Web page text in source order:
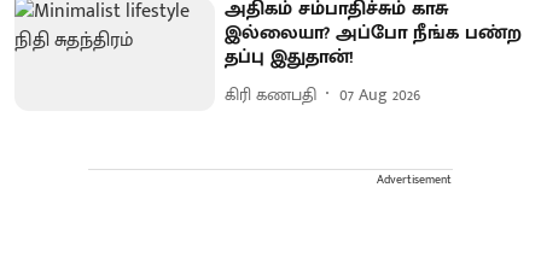
அதிகம் சம்பாதிச்சும் காசு
இல்லையா? அப்போ நீங்க பண்ற
தப்பு இதுதான்!
கிரி கணபதி 07 Aug 2026
Advertisement